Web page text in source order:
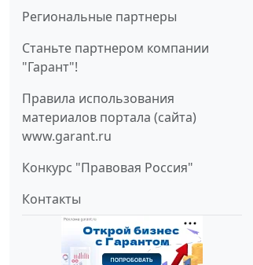
Региональные партнеры
Станьте партнером компании
"Гарант"!
Правила использования
материалов портала (сайта)
www.garant.ru
Конкурс "Правовая Россия"
Контакты